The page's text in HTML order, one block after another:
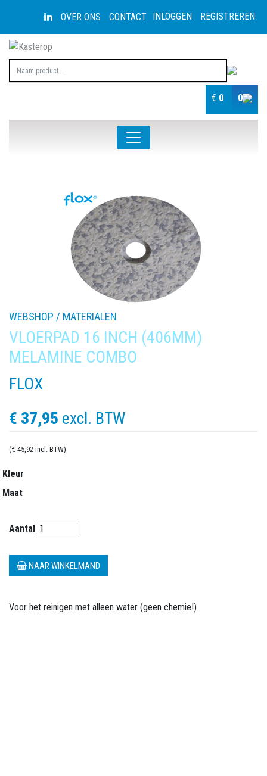
INLOGGEN REGISTREREN
OVER ONS CONTACT
€ 0 0
WEBSHOP / MATERIALEN
VLOERPAD 16 INCH (406MM)
MELAMINE COMBO
FLOX
€ 37,95 excl. BTW
(€ 45,92 incl. BTW)
Kleur
Maat
Aantal
NAAR WINKELMAND
Voor het reinigen met alleen water (geen chemie!)